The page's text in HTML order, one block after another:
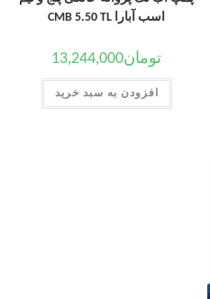
اسب آبارا CMB 5.50 TL
تومان13,244,000
افزودن به سبد خرید